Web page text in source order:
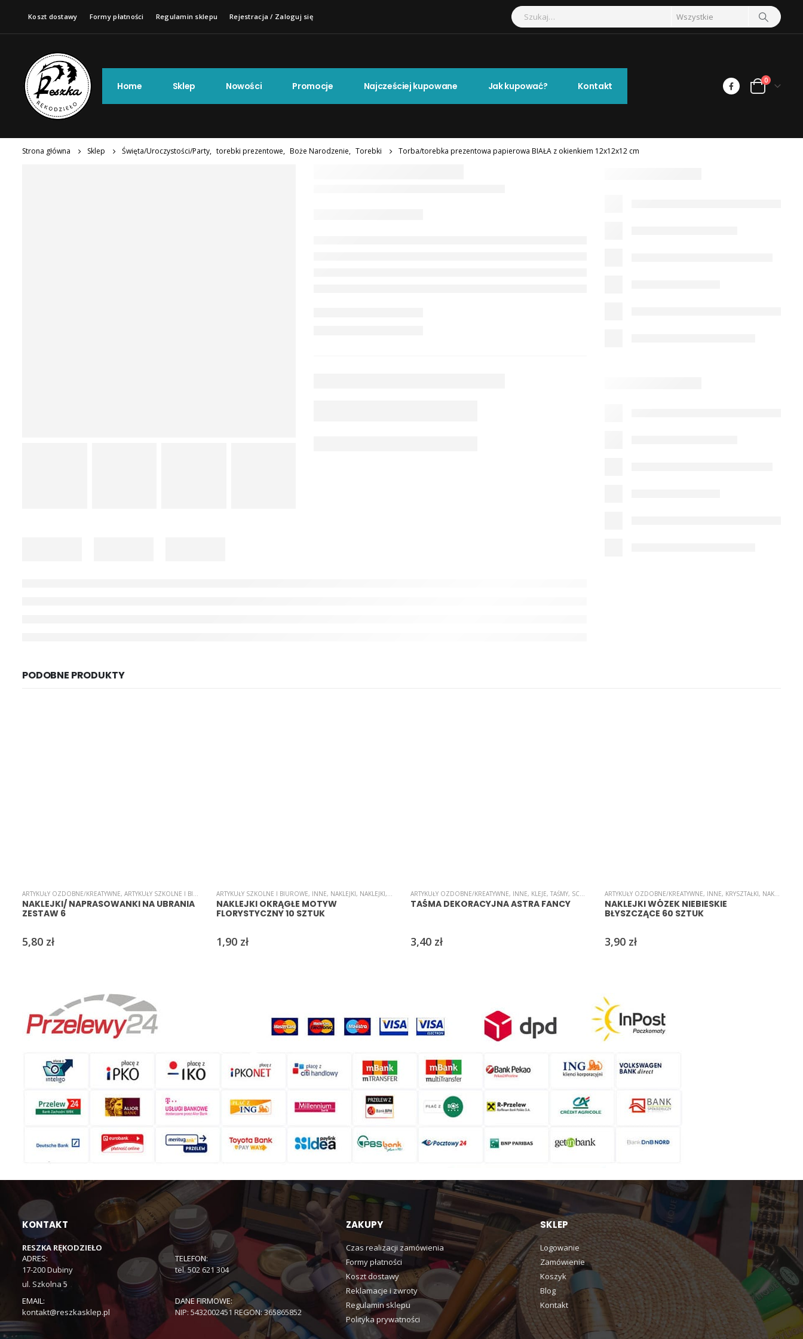
Koszt dostawy Formy płatności Regulamin sklepu Rejestracja / Zaloguj się
Home Sklep Nowości Promocje Najcześciej kupowane Jak kupować? Kontakt 0
Strona główna Sklep Święta/Uroczystości/Party, torebki prezentowe, Boże Narodzenie, Torebki Torba/torebka prezentowa papierowa BIAŁA z okienkiem 12x12x12 cm
PODOBNE PRODUKTY
ARTYKUŁY OZDOBNE/KREATYWNE, ARTYKUŁY SZKOLNE I BIUROWE ,INNE,NAKLEJKI ,NAKLEJKI,SAMOPRZYLEPNE,ŚWIĘTA/UROCZYSTOŚCI/PARTY
NAKLEJKI/ NAPRASOWANKI NA UBRANIA
ZESTAW 6
5,80 zł
ARTYKUŁY SZKOLNE I BIUROWE, INNE, NAKLEJKI, NAKLEJKI, NAKLEJKI,SAMOPRZYLEPNE,ŚWIĘTA/UROCZYSTOŚCI/PARTY
NAKLEJKI OKRĄGŁE MOTYW
FLORYSTYCZNY 10 SZTUK
1,90 zł
ARTYKUŁY OZDOBNE/KREATYWNE, INNE, KLEJE, TAŚMY, SCRAPBOOKING ,ŚWIĘTA/UROCZYSTOŚCI/PARTY,TAŚMY OZDOBNE
TAŚMA DEKORACYJNA ASTRA FANCY
3,40 zł
ARTYKUŁY OZDOBNE/KREATYWNE, INNE, KRYSZTAŁKI, NAKLEJKI
NAKLEJKI WÓZEK NIEBIESKIE
BŁYSZCZĄCE 60 SZTUK
3,90 zł
KONTAKT
RESZKA RĘKODZIEŁO
ADRES:
17-200 Dubiny
ul. Szkolna 5
TELEFON:
tel. 502 621 304
EMAIL:
kontakt@reszkasklep.pl
DANE FIRMOWE:
NIP: 5432002451 REGON: 365865852
ZAKUPY
Czas realizacji zamówienia
Formy płatności
Koszt dostawy
Reklamacje i zwroty
Regulamin sklepu
Polityka prywatności
SKLEP
Logowanie
Zamówienie
Koszyk
Blog
Kontakt